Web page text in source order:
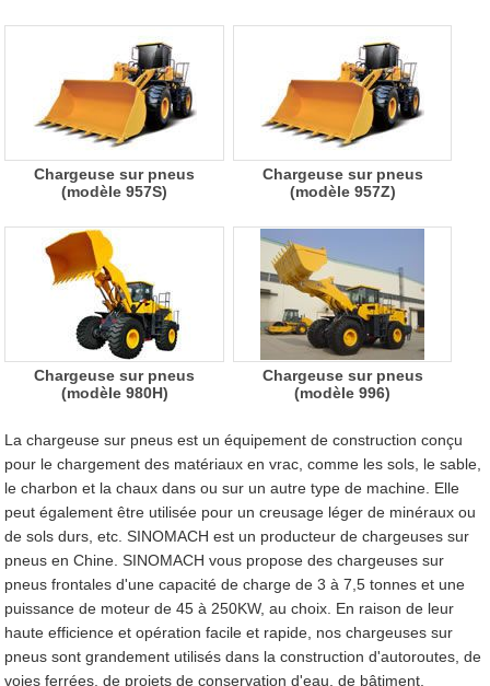
Chargeuse sur pneus
(modèle 957S)
Chargeuse sur pneus
(modèle 957Z)
Chargeuse sur pneus
(modèle 980H)
Chargeuse sur pneus
(modèle 996)
La chargeuse sur pneus est un équipement de construction conçu
pour le chargement des matériaux en vrac, comme les sols, le sable,
le charbon et la chaux dans ou sur un autre type de machine. Elle
peut également être utilisée pour un creusage léger de minéraux ou
de sols durs, etc. SINOMACH est un producteur de chargeuses sur
pneus en Chine. SINOMACH vous propose des chargeuses sur
pneus frontales d'une capacité de charge de 3 à 7,5 tonnes et une
puissance de moteur de 45 à 250KW, au choix. En raison de leur
haute efficience et opération facile et rapide, nos chargeuses sur
pneus sont grandement utilisés dans la construction d'autoroutes, de
voies ferrées, de projets de conservation d'eau, de bâtiment,